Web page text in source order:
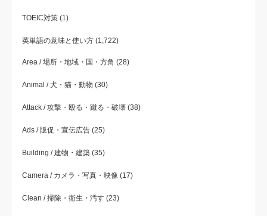
TOEIC対策 (1)
英単語の意味と使い方 (1,722)
Area / 場所・地域・国・方角 (28)
Animal / 犬・猫・動物 (30)
Attack / 攻撃・殴る・蹴る・破壊 (38)
Ads / 販促・宣伝広告 (25)
Building / 建物・建築 (35)
Camera / カメラ・写真・映像 (17)
Clean / 掃除・衛生・汚す (23)